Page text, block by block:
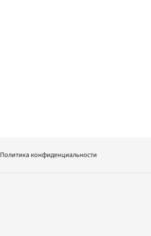
Политика конфиденциальности